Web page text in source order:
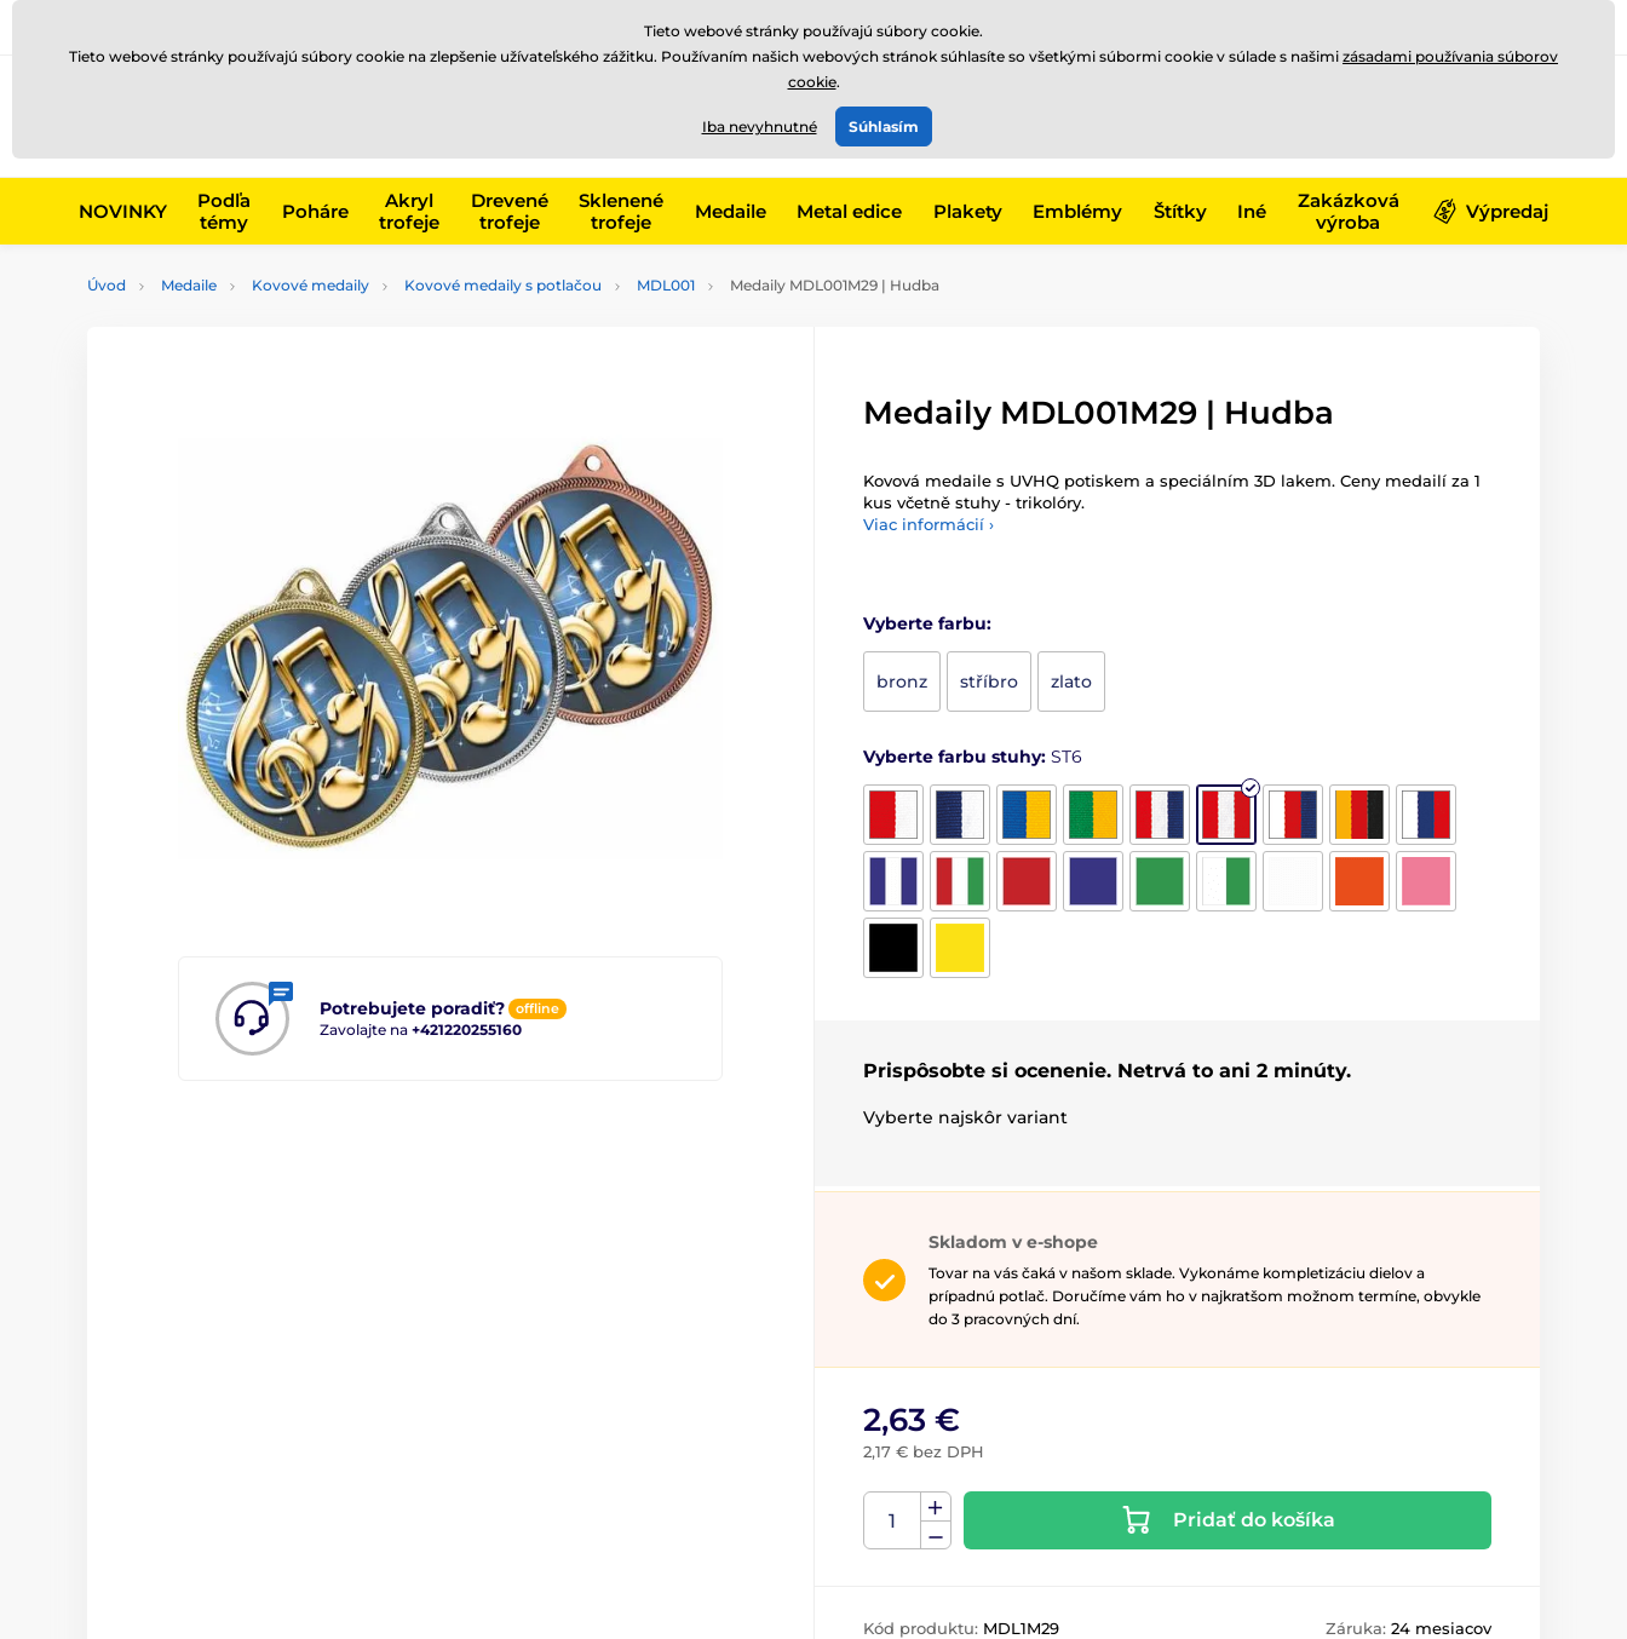
EUR
+421220255160
NOVINKY
Podľa
témy
Poháre
Akryl
trofeje
Drevené
trofeje
Sklenené
trofeje
Medaile Metal edice Plakety Emblémy Štítky Iné
Zakázková
výroba
Výpredaj
Úvod Medaile Kovové medaily Kovové medaily s potlačou MDL001 Medaily MDL001M29 | Hudba
Potrebujete poradiť? offline
Zavolajte na +421220255160
Medaily MDL001M29 | Hudba
Kovová medaile s UVHQ potiskem a speciálním 3D lakem. Ceny medailí za 1
kus včetně stuhy - trikolóry.
Viac informácií ›
Vyberte farbu:
bronz stříbro zlato
Vyberte farbu stuhy: ST6
Prispôsobte si ocenenie. Netrvá to ani 2 minúty.
Vyberte najskôr variant
Skladom v e-shope
Tovar na vás čaká v našom sklade. Vykonáme kompletizáciu dielov a
prípadnú potlač. Doručíme vám ho v najkratšom možnom termíne, obvykle
do 3 pracovných dní.
2,63 €
2,17 € bez DPH
Pridať do košíka
Kód produktu: MDL1M29 Záruka: 24 mesiacov
Tieto webové stránky používajú súbory cookie.
Tieto webové stránky používajú súbory cookie na zlepšenie užívateľského zážitku. Používaním našich webových stránok súhlasíte so všetkými súbormi cookie v súlade s našimi zásadami používania súborov
cookie.
Iba nevyhnutné Súhlasím